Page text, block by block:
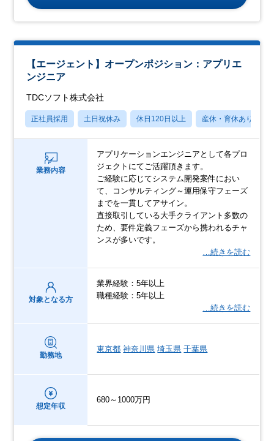
【エージェント】オープンポジション：アプリエ
ンジニア
TDCソフト株式会社
正社員採用 土日祝休み 休日120日以上 産休・育休あり
業務内容
アプリケーションエンジニアとして各プロ
ジェクトにてご活躍頂きます。
ご経験に応じてシステム開発案件におい
て、コンサルティング～運用保守フェーズ
までを一貫してアサイン。
直接取引している大手クライアント多数の
ため、要件定義フェーズから携われるチャ
ンスが多いです。
…続きを読む
対象となる方
業界経験：5年以上
職種経験：5年以上
…続きを読む
勤務地
東京都 神奈川県 埼玉県 千葉県
想定年収
680～1000万円